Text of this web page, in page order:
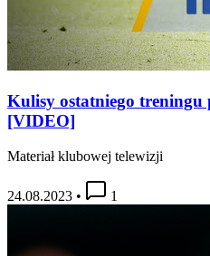
Kulisy ostatniego treningu
[VIDEO]
Materiał klubowej telewizji
24.08.2023 • 1